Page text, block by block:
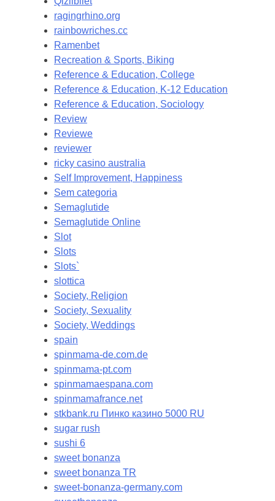
ragingrhino.org
rainbowriches.cc
Ramenbet
Recreation & Sports, Biking
Reference & Education, College
Reference & Education, K-12 Education
Reference & Education, Sociology
Review
Reviewe
reviewer
ricky casino australia
Self Improvement, Happiness
Sem categoria
Semaglutide
Semaglutide Online
Slot
Slots
Slots`
slottica
Society, Religion
Society, Sexuality
Society, Weddings
spain
spinmama-de.com.de
spinmama-pt.com
spinmamaespana.com
spinmamafrance.net
stkbank.ru Пинко казино 5000 RU
sugar rush
sushi 6
sweet bonanza
sweet bonanza TR
sweet-bonanza-germany.com